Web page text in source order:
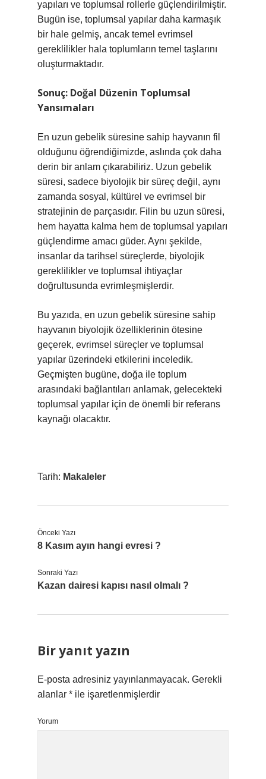
yapıları ve toplumsal rollerle güçlendirilmiştir.
Bugün ise, toplumsal yapılar daha karmaşık
bir hale gelmiş, ancak temel evrimsel
gereklilikler hala toplumların temel taşlarını
oluşturmaktadır.
Sonuç: Doğal Düzenin Toplumsal
Yansımaları
En uzun gebelik süresine sahip hayvanın fil
olduğunu öğrendiğimizde, aslında çok daha
derin bir anlam çıkarabiliriz. Uzun gebelik
süresi, sadece biyolojik bir süreç değil, aynı
zamanda sosyal, kültürel ve evrimsel bir
stratejinin de parçasıdır. Filin bu uzun süresi,
hem hayatta kalma hem de toplumsal yapıları
güçlendirme amacı güder. Aynı şekilde,
insanlar da tarihsel süreçlerde, biyolojik
gereklilikler ve toplumsal ihtiyaçlar
doğrultusunda evrimleşmişlerdir.
Bu yazıda, en uzun gebelik süresine sahip
hayvanın biyolojik özelliklerinin ötesine
geçerek, evrimsel süreçler ve toplumsal
yapılar üzerindeki etkilerini inceledik.
Geçmişten bugüne, doğa ile toplum
arasındaki bağlantıları anlamak, gelecekteki
toplumsal yapılar için de önemli bir referans
kaynağı olacaktır.
Tarih: Makaleler
Önceki Yazı
8 Kasım ayın hangi evresi ?
Sonraki Yazı
Kazan dairesi kapısı nasıl olmalı ?
Bir yanıt yazın
E-posta adresiniz yayınlanmayacak. Gerekli
alanlar * ile işaretlenmişlerdir
Yorum